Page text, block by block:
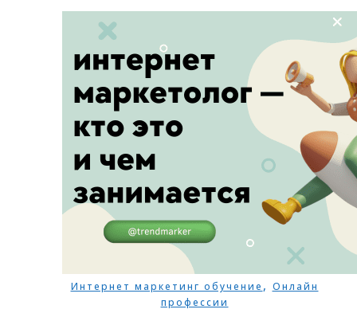
Интернет маркетинг обучение , Онлайн
профессии